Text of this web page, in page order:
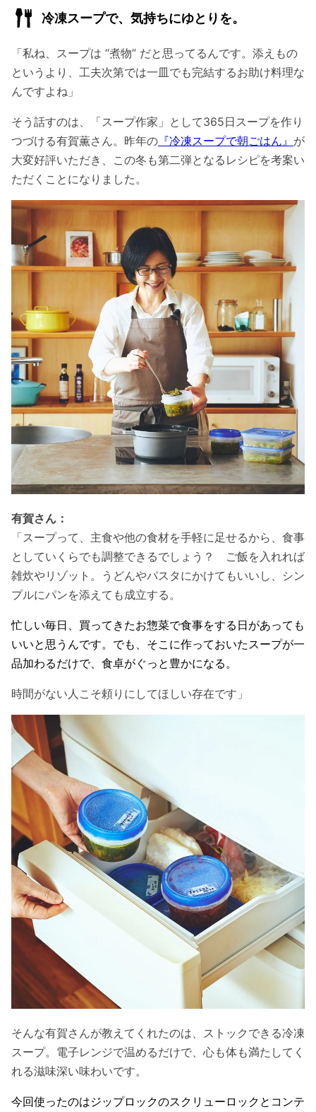
冷凍スープで、気持ちにゆとりを。
「私ね、スープは “煮物” だと思ってるんです。添えもの
というより、工夫次第では一皿でも完結するお助け料理な
んですよね」
そう話すのは、「スープ作家」として365日スープを作り
つづける有賀薫さん。昨年の 『冷凍スープで朝ごはん』 が
大変好評いただき、この冬も第二弾となるレシピを考案い
ただくことになりました。
有賀さん：
「スープって、主食や他の食材を手軽に足せるから、食事
としていくらでも調整できるでしょう？ ご飯を入れれば
雑炊やリゾット。うどんやパスタにかけてもいいし、シン
プルにパンを添えても成立する。
忙しい毎日、買ってきたお惣菜で食事をする日があっても
いいと思うんです。でも、そこに作っておいたスープが一
品加わるだけで、食卓がぐっと豊かになる。
時間がない人こそ頼りにしてほしい存在です」
そんな有賀さんが教えてくれたのは、ストックできる冷凍
スープ。電子レンジで温めるだけで、心も体も満たしてく
れる滋味深い味わいです。
今回使ったのはジップロックのスクリューロックとコンテ